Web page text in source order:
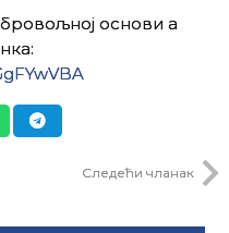
основи а
Следећи чланак